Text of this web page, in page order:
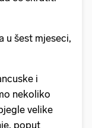
u šest mjeseci,
i
nekoliko
velike
poput